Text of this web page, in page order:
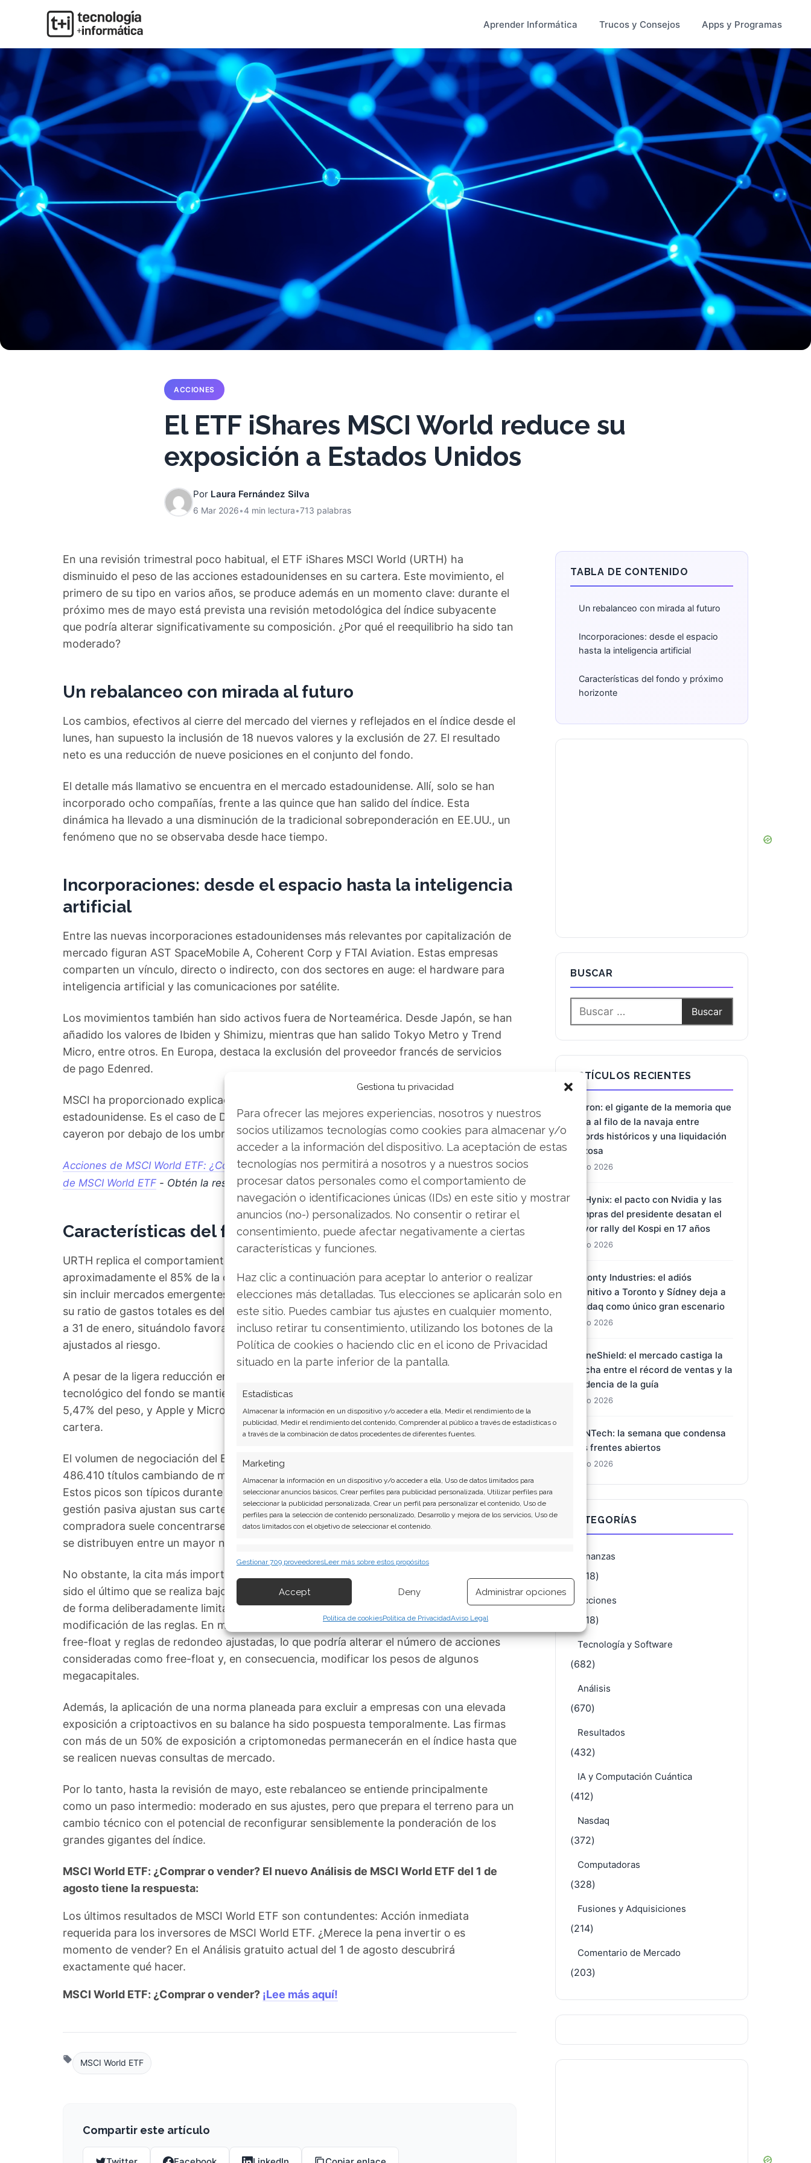
Gestiona tu privacidad
Para ofrecer las mejores experiencias, nosotros y nuestros
socios utilizamos tecnologías como cookies para almacenar y/o
acceder a la información del dispositivo. La aceptación de estas
tecnologías nos permitirá a nosotros y a nuestros socios
procesar datos personales como el comportamiento de
navegación o identificaciones únicas (IDs) en este sitio y mostrar
anuncios (no-) personalizados. No consentir o retirar el
consentimiento, puede afectar negativamente a ciertas
características y funciones.
Haz clic a continuación para aceptar lo anterior o realizar
elecciones más detalladas. Tus elecciones se aplicarán solo en
este sitio. Puedes cambiar tus ajustes en cualquier momento,
incluso retirar tu consentimiento, utilizando los botones de la
Política de cookies o haciendo clic en el icono de Privacidad
situado en la parte inferior de la pantalla.
Estadísticas
Almacenar la información en un dispositivo y/o acceder a ella, Medir el rendimiento de la
publicidad, Medir el rendimiento del contenido, Comprender al público a través de estadísticas o
a través de la combinación de datos procedentes de diferentes fuentes.
Marketing
Almacenar la información en un dispositivo y/o acceder a ella, Uso de datos limitados para
seleccionar anuncios básicos, Crear perfiles para publicidad personalizada, Utilizar perfiles para
seleccionar la publicidad personalizada, Crear un perfil para personalizar el contenido, Uso de
perfiles para la selección de contenido personalizado, Desarrollo y mejora de los servicios, Uso de
datos limitados con el objetivo de seleccionar el contenido.
información transmitida de forma automática.
Garantizar la seguridad, evitar y detectar fraudes, y eliminar
fallos, Ofrecer y presentar publicidad y contenido, Guardar y
comunicar las preferencias de privacidad.
Siempre activo
Gestionar 709 proveedoresLeer más sobre estos propósitos
Accept Deny Administrar opciones
Política de cookiesPolítica de PrivacidadAviso Legal
Aprender Informática Trucos y Consejos Apps y Programas
ACCIONES
El ETF iShares MSCI World reduce su
exposición a Estados Unidos
Por Laura Fernández Silva
6 Mar 2026•4 min lectura•713 palabras
En una revisión trimestral poco habitual, el ETF iShares MSCI World (URTH) ha
disminuido el peso de las acciones estadounidenses en su cartera. Este movimiento, el
primero de su tipo en varios años, se produce además en un momento clave: durante el
próximo mes de mayo está prevista una revisión metodológica del índice subyacente
que podría alterar significativamente su composición. ¿Por qué el reequilibrio ha sido tan
moderado?
Un rebalanceo con mirada al futuro
Los cambios, efectivos al cierre del mercado del viernes y reflejados en el índice desde el
lunes, han supuesto la inclusión de 18 nuevos valores y la exclusión de 27. El resultado
neto es una reducción de nueve posiciones en el conjunto del fondo.
El detalle más llamativo se encuentra en el mercado estadounidense. Allí, solo se han
incorporado ocho compañías, frente a las quince que han salido del índice. Esta
dinámica ha llevado a una disminución de la tradicional sobreponderación en EE.UU., un
fenómeno que no se observaba desde hace tiempo.
Incorporaciones: desde el espacio hasta la inteligencia
artificial
Entre las nuevas incorporaciones estadounidenses más relevantes por capitalización de
mercado figuran AST SpaceMobile A, Coherent Corp y FTAI Aviation. Estas empresas
comparten un vínculo, directo o indirecto, con dos sectores en auge: el hardware para
inteligencia artificial y las comunicaciones por satélite.
Los movimientos también han sido activos fuera de Norteamérica. Desde Japón, se han
añadido los valores de Ibiden y Shimizu, mientras que han salido Tokyo Metro y Trend
Micro, entre otros. En Europa, destaca la exclusión del proveedor francés de servicios
de pago Edenred.
MSCI ha proporcionado explicaciones concretas para algunas salidas en el mercado
estadounidense. Es el caso de DocuSign y Paycom, cuyas capitalizaciones bursátiles
cayeron por debajo de los umbrales mínimos requeridos por el índice.
Acciones de MSCI World ETF: ¿Comprar, mantener o vender? Descarga gratuita de tu análisis
de MSCI World ETF - Obtén la respuesta que andabas buscando.
Características del fondo y próximo horizonte
URTH replica el comportamiento del MSCI World Index, un indicador que representa
aproximadamente el 85% de la capitalización de mercado de los países desarrollados,
sin incluir mercados emergentes como China o India. El ETF mantiene 1.320 posiciones y
su ratio de gastos totales es del 0,24%. Morningstar le otorgó una calificación "Bronce"
a 31 de enero, situándolo favorablemente en su categoría según los rendimientos totales
ajustados al riesgo.
A pesar de la ligera reducción en el número de títulos estadounidenses, el sesgo
tecnológico del fondo se mantiene intacto. Nvidia, por sí sola, representa alrededor del
5,47% del peso, y Apple y Microsoft continúan siendo pilares fundamentales de la
cartera.
El volumen de negociación del ETF se disparó en torno a la fecha del rebalanceo, con
486.410 títulos cambiando de manos, frente a un volumen medio diario de 279.650.
Estos picos son típicos durante las recomposiciones de índices, ya que los fondos de
gestión pasiva ajustan sus carteras para seguir la nueva referencia. La presión
compradora suele concentrarse en las pocas incorporaciones, mientras que las ventas
se distribuyen entre un mayor número de valores excluidos.
No obstante, la cita más importante está prevista para mayo. El reciente reequilibrio ha
sido el último que se realiza bajo la metodología actual. MSCI ha mantenido los cambios
de forma deliberadamente limitada para evitar un "giro inverso" innecesario antes de la
modificación de las reglas. En mayo, se introducirá una nueva lógica para el cálculo del
free-float y reglas de redondeo ajustadas, lo que podría alterar el número de acciones
consideradas como free-float y, en consecuencia, modificar los pesos de algunos
megacapitales.
Además, la aplicación de una norma planeada para excluir a empresas con una elevada
exposición a criptoactivos en su balance ha sido pospuesta temporalmente. Las firmas
con más de un 50% de exposición a criptomonedas permanecerán en el índice hasta que
se realicen nuevas consultas de mercado.
Por lo tanto, hasta la revisión de mayo, este rebalanceo se entiende principalmente
como un paso intermedio: moderado en sus ajustes, pero que prepara el terreno para un
cambio técnico con el potencial de reconfigurar sensiblemente la ponderación de los
grandes gigantes del índice.
MSCI World ETF: ¿Comprar o vender? El nuevo Análisis de MSCI World ETF del 1 de
agosto tiene la respuesta:
Los últimos resultados de MSCI World ETF son contundentes: Acción inmediata
requerida para los inversores de MSCI World ETF. ¿Merece la pena invertir o es
momento de vender? En el Análisis gratuito actual del 1 de agosto descubrirá
exactamente qué hacer.
MSCI World ETF: ¿Comprar o vender? ¡Lee más aquí!
MSCI World ETF
Compartir este artículo
TABLA DE CONTENIDO
Un rebalanceo con mirada al futuro
Incorporaciones: desde el espacio
hasta la inteligencia artificial
Características del fondo y próximo
horizonte
BUSCAR
ARTÍCULOS RECIENTES
Micron: el gigante de la memoria que
baila al filo de la navaja entre
récords históricos y una liquidación
forzosa
1 Ago 2026
SK Hynix: el pacto con Nvidia y las
compras del presidente desatan el
mayor rally del Kospi en 17 años
1 Ago 2026
Almonty Industries: el adiós
definitivo a Toronto y Sídney deja a
Nasdaq como único gran escenario
1 Ago 2026
DroneShield: el mercado castiga la
brecha entre el récord de ventas y la
prudencia de la guía
1 Ago 2026
BioNTech: la semana que condensa
tres frentes abiertos
1 Ago 2026
CATEGORÍAS
Finanzas
(4.118)
Acciones
(4.118)
Tecnología y Software
(682)
Análisis
(670)
Resultados
(432)
IA y Computación Cuántica
(412)
Nasdaq
(372)
Computadoras
(328)
Fusiones y Adquisiciones
(214)
Comentario de Mercado
(203)